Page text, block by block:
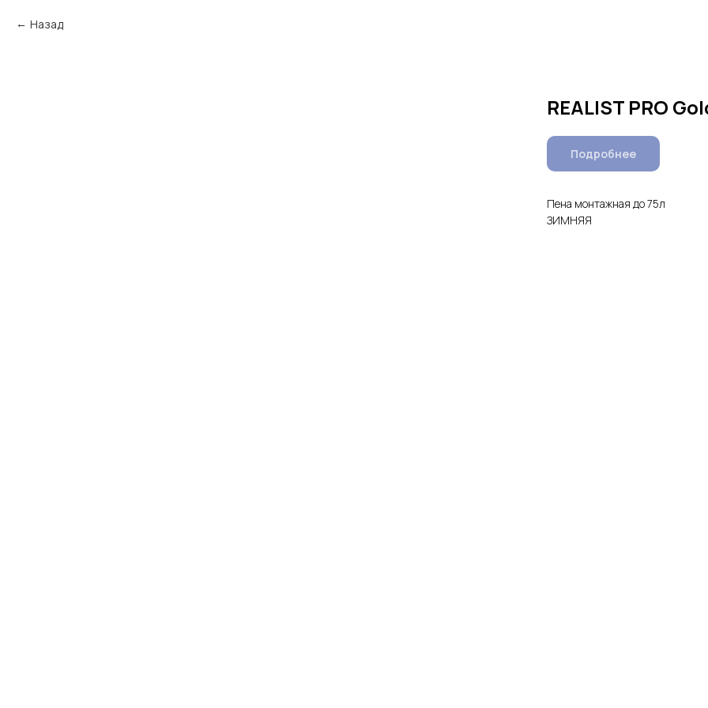
Назад
REALIST PRO
Подробнее
Пена монтажная до 75л
ЗИМНЯЯ